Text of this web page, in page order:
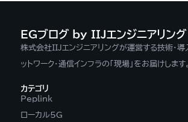
EGブログ by IIJエンジニアリング
株式会社IIJエンジニアリングが運営する技術・導
ットワーク・通信インフラの「現場」をお届けします。
カテゴリ
Peplink
ローカル5G